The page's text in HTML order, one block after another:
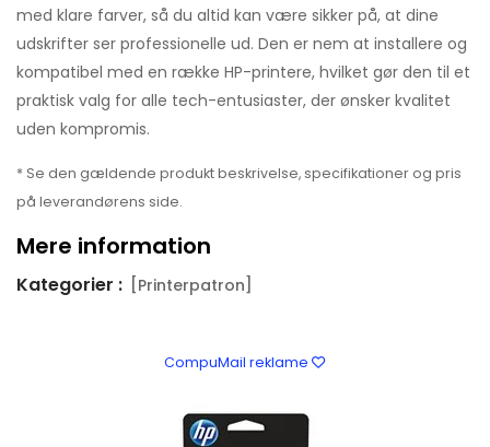
med klare farver, så du altid kan være sikker på, at dine
udskrifter ser professionelle ud. Den er nem at installere og
kompatibel med en række HP-printere, hvilket gør den til et
praktisk valg for alle tech-entusiaster, der ønsker kvalitet
uden kompromis.
* Se den gældende produkt beskrivelse, specifikationer og pris
på leverandørens side.
Mere information
Kategorier : [Printerpatron]
CompuMail reklame